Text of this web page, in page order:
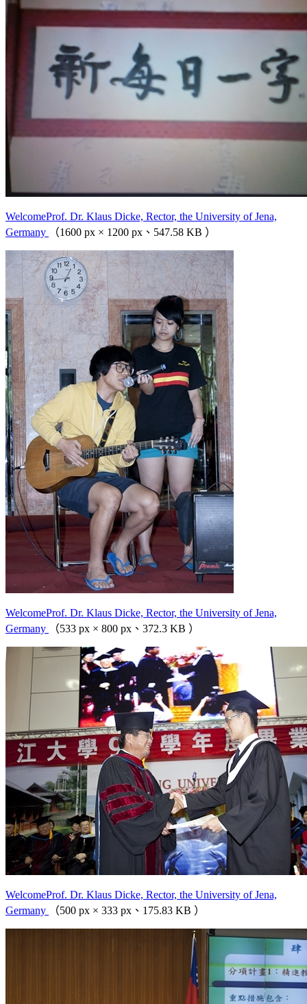
WelcomeProf. Dr. Klaus Dicke, Rector, the University of Jena,
Germany
（1600 px × 1200 px、547.58 KB ）
WelcomeProf. Dr. Klaus Dicke, Rector, the University of Jena,
Germany
（533 px × 800 px、372.3 KB ）
WelcomeProf. Dr. Klaus Dicke, Rector, the University of Jena,
Germany
（500 px × 333 px、175.83 KB ）